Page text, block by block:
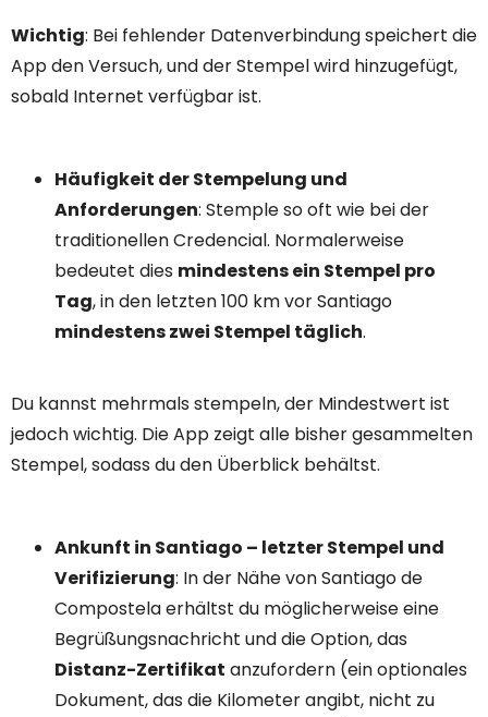
Wichtig: Bei fehlender Datenverbindung speichert die
App den Versuch, und der Stempel wird hinzugefügt,
sobald Internet verfügbar ist.
Häufigkeit der Stempelung und
Anforderungen: Stemple so oft wie bei der
traditionellen Credencial. Normalerweise
bedeutet dies mindestens ein Stempel pro
Tag, in den letzten 100 km vor Santiago
mindestens zwei Stempel täglich.
Du kannst mehrmals stempeln, der Mindestwert ist
jedoch wichtig. Die App zeigt alle bisher gesammelten
Stempel, sodass du den Überblick behältst.
Ankunft in Santiago – letzter Stempel und
Verifizierung: In der Nähe von Santiago de
Compostela erhältst du möglicherweise eine
Begrüßungsnachricht und die Option, das
Distanz-Zertifikat anzufordern (ein optionales
Dokument, das die Kilometer angibt, nicht zu